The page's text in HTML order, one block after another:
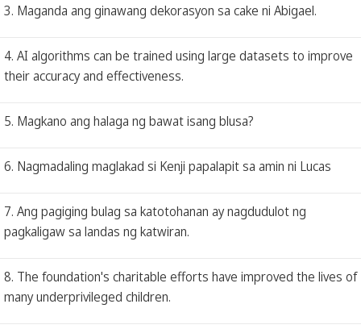
3. Maganda ang ginawang dekorasyon sa cake ni Abigael.
4. AI algorithms can be trained using large datasets to improve
their accuracy and effectiveness.
5. Magkano ang halaga ng bawat isang blusa?
6. Nagmadaling maglakad si Kenji papalapit sa amin ni Lucas
7. Ang pagiging bulag sa katotohanan ay nagdudulot ng
pagkaligaw sa landas ng katwiran.
8. The foundation's charitable efforts have improved the lives of
many underprivileged children.